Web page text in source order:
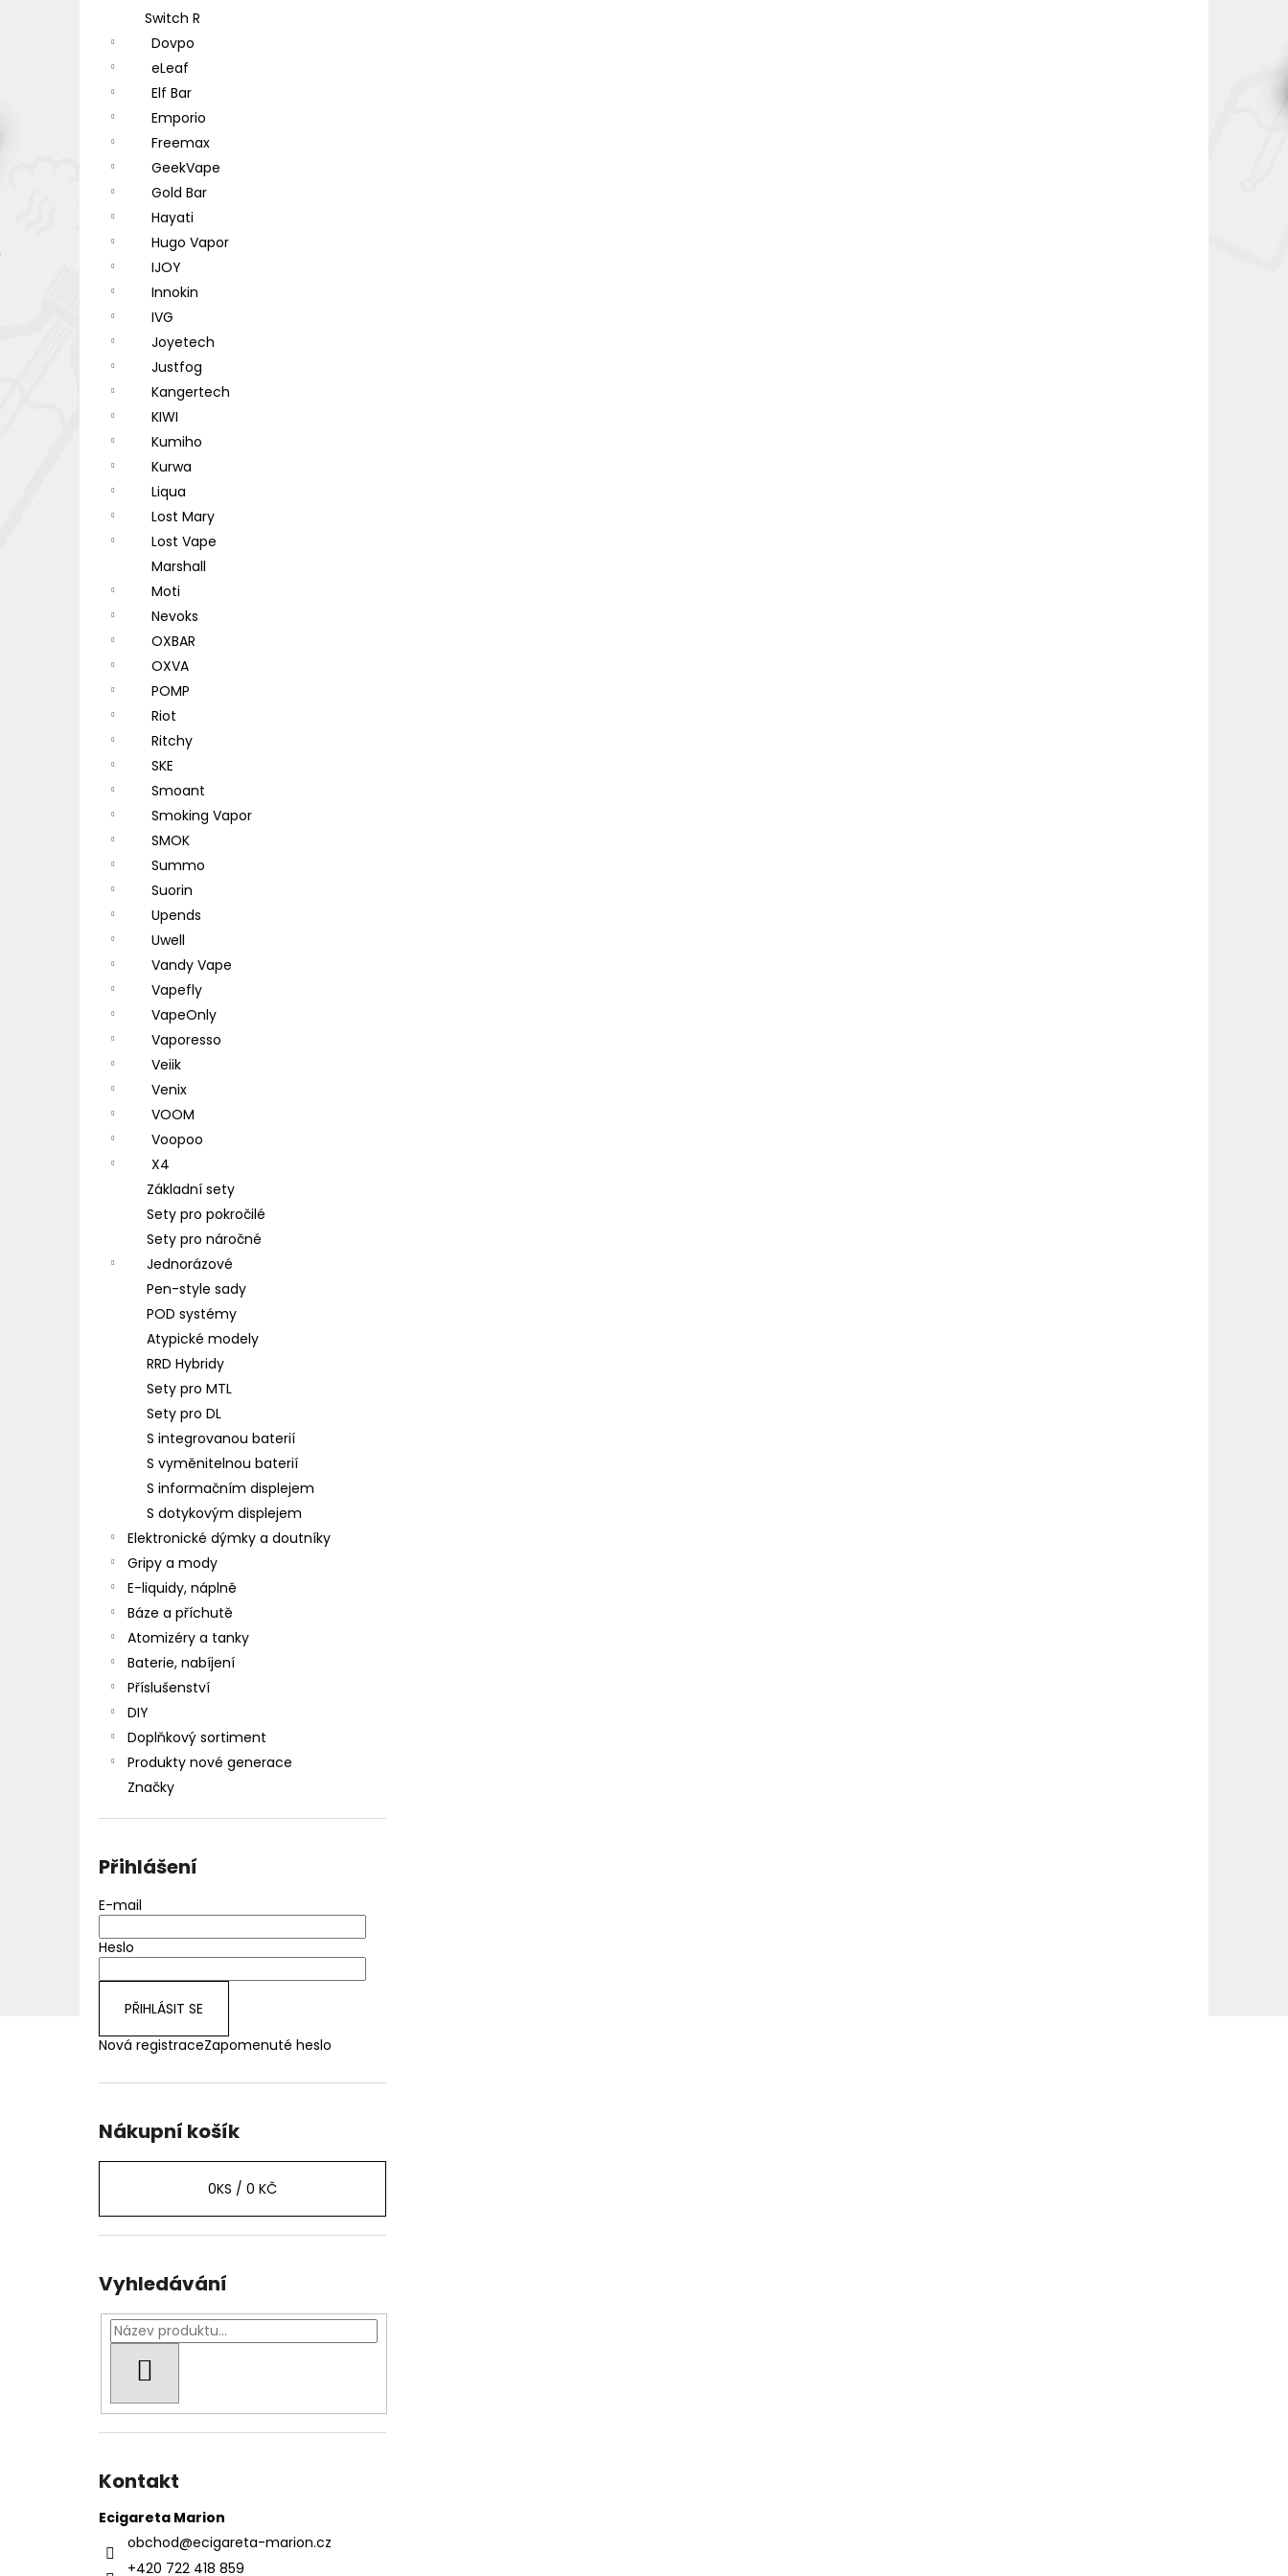
Switch R
Dovpo
eLeaf
Elf Bar
Emporio
Freemax
GeekVape
Gold Bar
Hayati
Hugo Vapor
IJOY
Innokin
IVG
Joyetech
Justfog
Kangertech
KIWI
Kumiho
Kurwa
Liqua
Lost Mary
Lost Vape
Marshall
Moti
Nevoks
OXBAR
OXVA
POMP
Riot
Ritchy
SKE
Smoant
Smoking Vapor
SMOK
Summo
Suorin
Upends
Uwell
Vandy Vape
Vapefly
VapeOnly
Vaporesso
Veiik
Venix
VOOM
Voopoo
X4
Základní sety
Sety pro pokročilé
Sety pro náročné
Jednorázové
Pen-style sady
POD systémy
Atypické modely
RRD Hybridy
Sety pro MTL
Sety pro DL
S integrovanou baterií
S vyměnitelnou baterií
S informačním displejem
S dotykovým displejem
Elektronické dýmky a doutníky
Gripy a mody
E-liquidy, náplně
Báze a příchutě
Atomizéry a tanky
Baterie, nabíjení
Příslušenství
DIY
Doplňkový sortiment
Produkty nové generace
Značky
Přihlášení
E-mail
Heslo
PŘIHLÁSIT SE
Nová registraceZapomenuté heslo
Nákupní košík
0KS / 0 KČ
Vyhledávání
Kontakt
Ecigareta Marion
obchod@ecigareta-marion.cz
+420 722 418 859